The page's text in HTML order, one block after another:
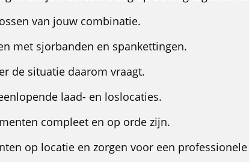
van jouw combinatie.
met sjorbanden en spankettingen.
de situatie daarom vraagt.
laad- en loslocaties.
compleet en op orde zijn.
op locatie en zorgen voor een professionele